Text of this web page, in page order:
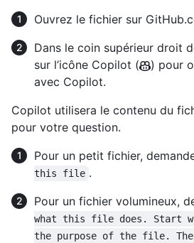
Ouvrez le fichier sur
Dans le coin supérieur droit
sur l’icône Copilot (
) pour
avec Copilot.
Copilot utilisera le contenu du
pour votre question.
Pour un petit fichier,
this file .
Pour un fichier volumineux,
what this file does. Start
the purpose of the file.